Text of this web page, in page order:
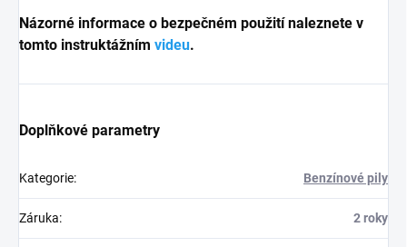
Názorné informace o bezpečném použití naleznete v
tomto instruktážním videu.
Doplňkové parametry
Kategorie: Benzínové pily
Záruka: 2 roky